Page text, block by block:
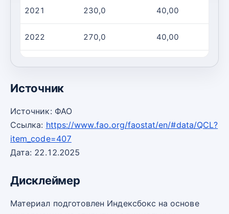
2021 230,0 40,00
2022 270,0 40,00
Источник
Источник: ФАО
Ссылка: https://www.fao.org/faostat/en/#data/QCL?
item_code=407
Дата: 22.12.2025
Дисклеймер
Материал подготовлен Индексбокс на основе